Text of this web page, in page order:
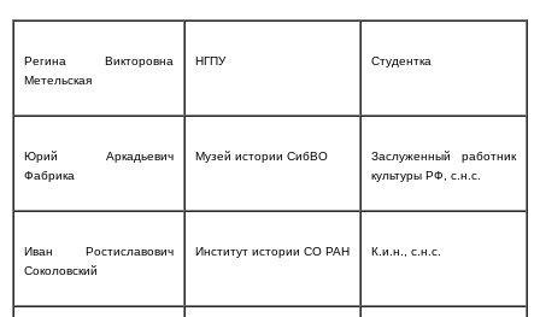
Регина Викторовна
Метельская
НГПУ Студентка
Юрий Аркадьевич
Фабрика
Музей истории СибВО
Заслуженный работник
культуры РФ, с.н.с.
Иван Ростиславович
Соколовский
Институт истории СО РАН К.и.н., с.н.с.